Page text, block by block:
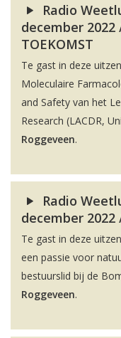
Radio
december
TOEKOMST
Te gast in deze
Moleculaire
and Safety van het
Research (LACDR,
Roggeveen.
Radio
december
Te gast in deze
een passie voor
bestuurslid bij de
Roggeveen.